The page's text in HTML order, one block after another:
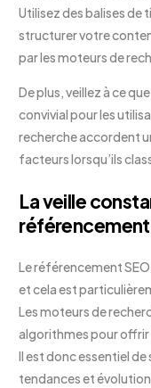
Utilisez des balises de
structurer votre
par les moteurs de
De plus, veillez à ce
convivial pour les
recherche accordent
facteurs lorsqu’ils
La veille
référencement
Le référencement
et cela est
Les moteurs de
algorithmes pour offrir
Il est donc essentiel
tendances et